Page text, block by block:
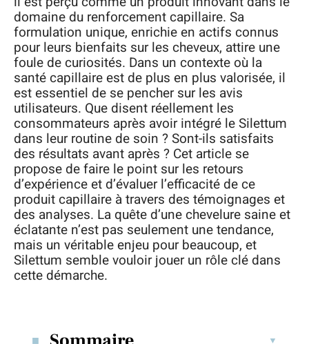
domaine du renforcement capillaire. Sa
formulation unique, enrichie en actifs connus
pour leurs bienfaits sur les cheveux, attire une
foule de curiosités. Dans un contexte où la
santé capillaire est de plus en plus valorisée, il
est essentiel de se pencher sur les avis
utilisateurs. Que disent réellement les
consommateurs après avoir intégré le Silettum
dans leur routine de soin ? Sont-ils satisfaits
des résultats avant après ? Cet article se
propose de faire le point sur les retours
d’expérience et d’évaluer l’efficacité de ce
produit capillaire à travers des témoignages et
des analyses. La quête d’une chevelure saine et
éclatante n’est pas seulement une tendance,
mais un véritable enjeu pour beaucoup, et
Silettum semble vouloir jouer un rôle clé dans
cette démarche.